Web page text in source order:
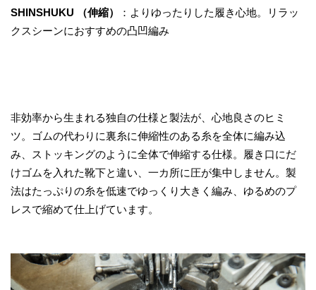
SHINSHUKU （伸縮）
：よりゆったりした履き心地。リラッ
クスシーンにおすすめの凸凹編み
非効率から生まれる独自の仕様と製法が、心地良さのヒミ
ツ。ゴムの代わりに裏糸に伸縮性のある糸を全体に編み込
み、ストッキングのように全体で伸縮する仕様。履き口にだ
けゴムを入れた靴下と違い、一カ所に圧が集中しません。製
法はたっぷりの糸を低速でゆっくり大きく編み、ゆるめのプ
レスで縮めて仕上げています。